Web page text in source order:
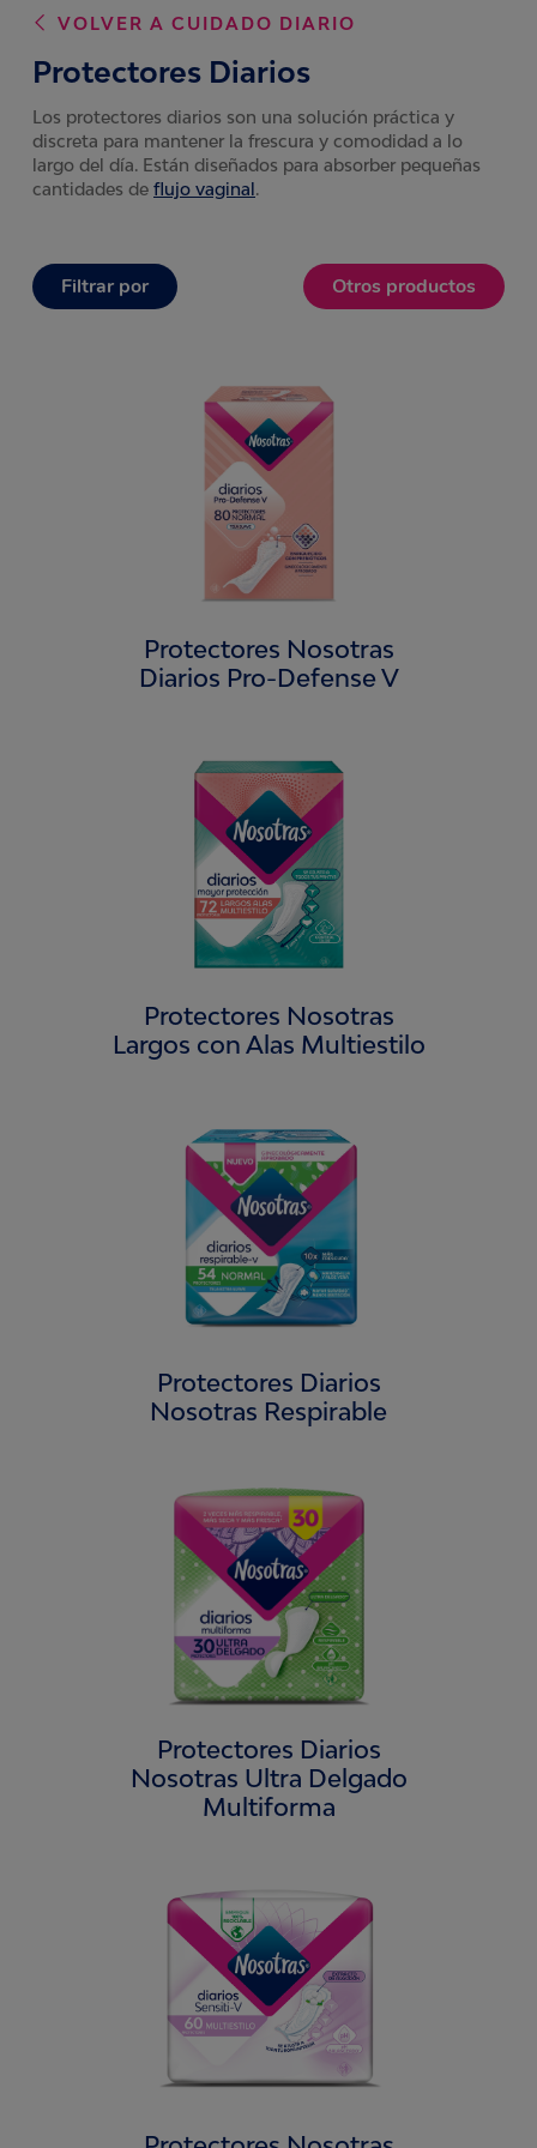
VOLVER A CUIDADO DIARIO
Protectores Diarios
Los protectores diarios son una solución práctica y
discreta para mantener la frescura y comodidad a lo
largo del día. Están diseñados para absorber pequeñas
cantidades de flujo vaginal.
Filtrar por Otros productos
Protectores Nosotras
Diarios Pro-Defense V
Protectores Nosotras
Largos con Alas Multiestilo
Protectores Diarios
Nosotras Respirable
Protectores Diarios
Nosotras Ultra Delgado
Multiforma